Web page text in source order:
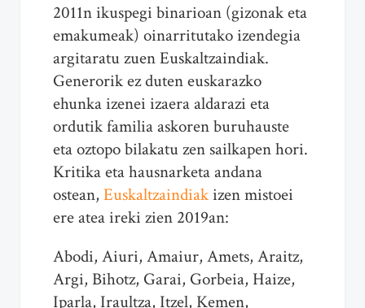
2011n ikuspegi binarioan (gizonak eta
emakumeak) oinarritutako izendegia
argitaratu zuen Euskaltzaindiak.
Generorik ez duten euskarazko
ehunka izenei izaera aldarazi eta
ordutik familia askoren buruhauste
eta oztopo bilakatu zen sailkapen hori.
Kritika eta hausnarketa andana
ostean, Euskaltzaindiakizen mistoei
ere atea ireki zien 2019an:
Abodi, Aiuri, Amaiur, Amets, Araitz,
Argi, Bihotz, Garai, Gorbeia, Haize,
Iparla, Iraultza, Itzel, Kemen,